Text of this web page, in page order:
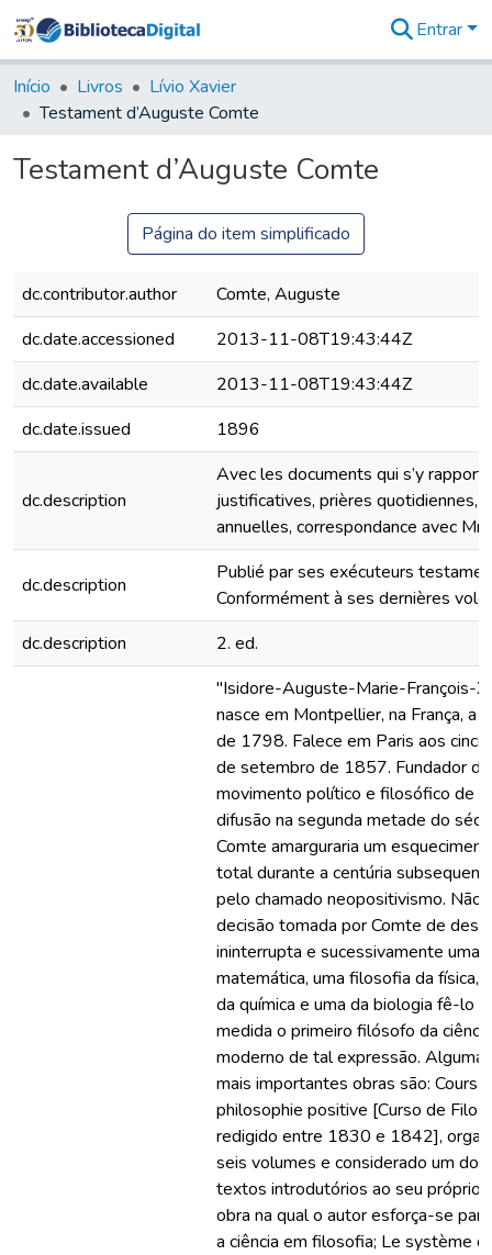
&
Coleções
Tudo na
Digital
Entrar
Início Livros
Lívio Xavier
Testament d’Auguste Comte
Testament d’Auguste Comte
Página do item simplificado
dc.contributor.author
Comte, Auguste
dc.date.accessioned
2013-11-08T19:43:44Z
dc.date.available
2013-11-08T19:43:44Z
dc.date.issued
1896
dc.description
Avec les documents qui s’y
justificatives, prières quotidiennes,
annuelles, correspondance avec
dc.description
Publié par ses exécuteurs
Conformément à ses dernières
dc.description
2. ed.
"Isidore-Auguste-Marie-François-
nasce em Montpellier, na França, a
de 1798. Falece em Paris aos
de setembro de 1857. Fundador
movimento político e filosófico de
difusão na segunda metade do
Comte amarguraria um
total durante a centúria
pelo chamado neopositivismo. Não
decisão tomada por Comte de
ininterrupta e sucessivamente uma
matemática, uma filosofia da física,
da química e uma da biologia fê-lo
medida o primeiro filósofo da
moderno de tal expressão.
mais importantes obras são: Cours
philosophie positive [Curso de
redigido entre 1830 e 1842],
seis volumes e considerado um
textos introdutórios ao seu próprio
obra na qual o autor esforça-se
a ciência em filosofia; Le système